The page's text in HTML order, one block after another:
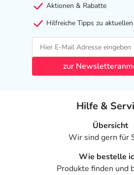
Aktionen & Rabatte
Hilfreiche Tipps zu
zur
Hilfe &
Übersicht
Wir sind gern für
Wie bestelle
Produkte finden und